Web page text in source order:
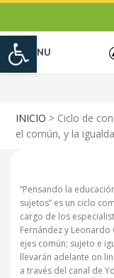
Open toolbar
MENU
INICIO > Ciclo de
el común, y la
“Pensando la
sujetos” es un ciclo
cargo de los
Fernández y
ejes común; sujeto e
llevarán adelante on
a través del canal de